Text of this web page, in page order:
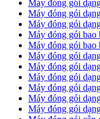
Máy đóng gói
Máy đóng gói
Máy đóng gói
Máy đóng gói bao
Máy đóng gói bao
Máy đóng gói
Máy đóng gói
Máy đóng gói
Máy đóng gói
Máy đóng gói
Máy đóng gói